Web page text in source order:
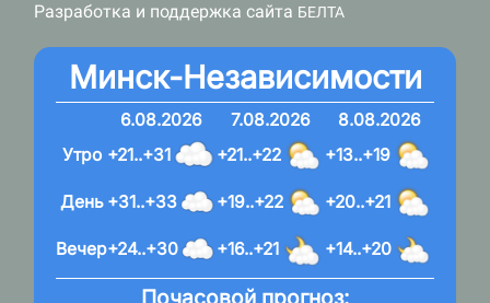
Разработка и поддержка сайта БЕЛТА
Минск-Независимости
6.08.2026
+21..+31
+31..+33
+24..+30
7.08.2026
+21..+22
+19..+22
+16..+21
8.08.2026
+13..+19
+20..+21
+14..+20
Вечер
День
Утро